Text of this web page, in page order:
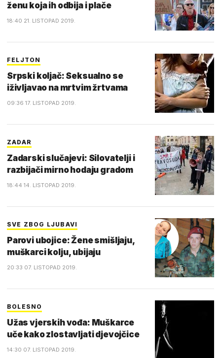
ženu koja ih odbija i plače
18:40 21. LISTOPAD 2019.
FELJTON
Srpski koljač: Seksualno se
iživljavao na mrtvim žrtvama
09:36 17. LISTOPAD 2019.
ZADAR
Zadarski slučajevi: Silovatelji i
razbijači mirno hodaju gradom
18:44 14. LISTOPAD 2019.
SVE ZBOG LJUBAVI
Parovi ubojice: Žene smišljaju,
muškarci kolju, ubijaju
20:33 07. LISTOPAD 2019.
BOLESNO
Užas vjerskih vođa: Muškarce
uče kako zlostavljati djevojčice
14:30 07. LISTOPAD 2019.